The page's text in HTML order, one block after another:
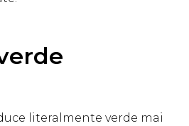
literalmente verde mai